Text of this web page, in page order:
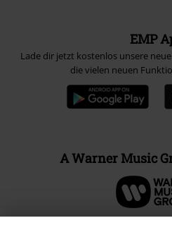
EMP
Lade dir jetzt kostenlos unsere
die vielen neuen
A Warner Music